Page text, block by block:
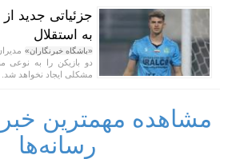
جزئیاتی جدید از
به استقلال
«باشگاه خبرنگاران»
دو بازیکن را به نوعی
مشکلی ایجاد نخواهد شد.
مشاهده مهمترین
رسانه‌ها